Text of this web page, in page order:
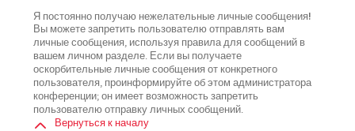
Я постоянно получаю нежелательные личные сообщения!
Вы можете запретить пользователю отправлять вам
личные сообщения, используя правила для сообщений в
вашем личном разделе. Если вы получаете
оскорбительные личные сообщения от конкретного
пользователя, проинформируйте об этом администратора
конференции; он имеет возможность запретить
пользователю отправку личных сообщений.
Вернуться к началу